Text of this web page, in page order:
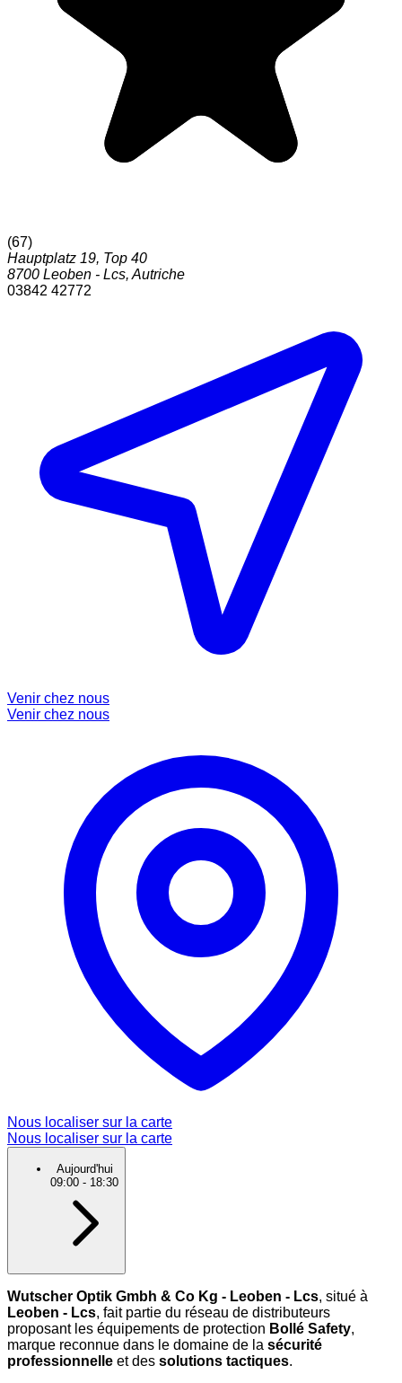
(67)
Hauptplatz 19, Top 40
8700 Leoben - Lcs,Autriche
03842 42772
Venir chez nous
Venir chez nous
Nous localiser sur la carte
Nous localiser sur la carte
Aujourd'hui
09:00 - 18:30
Wutscher Optik Gmbh & Co Kg - Leoben - Lcs, situé à
Leoben - Lcs, fait partie du réseau de distributeurs
proposant les équipements de protection Bollé Safety,
marque reconnue dans le domaine de la sécurité
professionnelle et des solutions tactiques.